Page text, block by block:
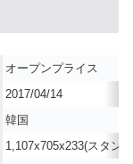
オープンプライス
2017/04/14
韓国
1,107x705x233(スタン